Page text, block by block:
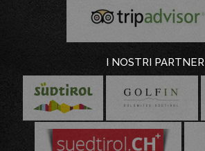
I NOSTRI PARTNER